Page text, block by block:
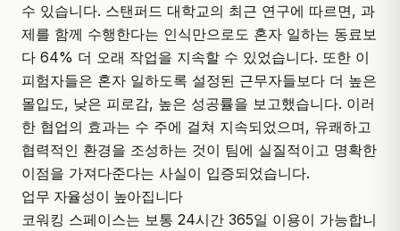
수 있습니다. 스탠퍼드 대학교의 최근 연구에 따르면, 과
제를 함께 수행한다는 인식만으로도 혼자 일하는 동료보
다 64% 더 오래 작업을 지속할 수 있었습니다. 또한 이
피험자들은 혼자 일하도록 설정된 근무자들보다 더 높은
몰입도, 낮은 피로감, 높은 성공률을 보고했습니다. 이러
한 협업의 효과는 수 주에 걸쳐 지속되었으며, 유쾌하고
협력적인 환경을 조성하는 것이 팀에 실질적이고 명확한
이점을 가져다준다는 사실이 입증되었습니다.
업무 자율성이 높아집니다
코워킹 스페이스는 보통 24시간 365일 이용이 가능합니